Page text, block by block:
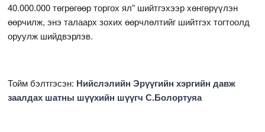
40.000.000 төгрөгөөр торгох ял” шийтгэхээр хөнгөрүүлэн
өөрчилж, энэ талаарх зохих өөрчлөлтийг шийтгэх тогтоолд
оруулж шийдвэрлэв.
Тойм бэлтгэсэн: Нийслэлийн Эрүүгийн хэргийн давж
заалдах шатны шүүхийн шүүгч С.Болортуяа